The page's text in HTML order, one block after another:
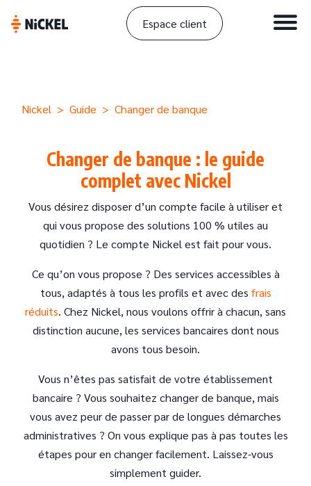
Espace client
Nickel > Guide > Changer de banque
Changer de banque : le guide
complet avec Nickel
Vous désirez disposer d’un compte facile à utiliser et
qui vous propose des solutions 100 % utiles au
quotidien ? Le compte Nickel est fait pour vous.
Ce qu’on vous propose ? Des services accessibles à
tous, adaptés à tous les profils et avec des frais
réduits. Chez Nickel, nous voulons offrir à chacun, sans
distinction aucune, les services bancaires dont nous
avons tous besoin.
Vous n’êtes pas satisfait de votre établissement
bancaire ? Vous souhaitez changer de banque, mais
vous avez peur de passer par de longues démarches
administratives ? On vous explique pas à pas toutes les
étapes pour en changer facilement. Laissez-vous
simplement guider.